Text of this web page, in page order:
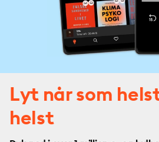
Lyt når som
helst